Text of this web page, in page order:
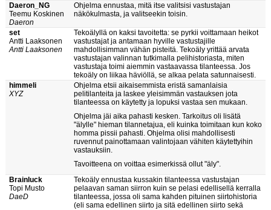
Daeron_NG
Teemu Koskinen
Daeron
Ohjelma ennustaa, mitä itse valitsisi vastustajan
näkökulmasta, ja valitseekin toisin.
set
Antti Laaksonen
Antti Laaksonen
Tekoälyllä on kaksi tavoitetta: se pyrkii voittamaan heikot
vastustajat ja antamaan hyville vastustajille
mahdollisimman vähän pisteitä. Tekoäly yrittää arvata
vastustajan valinnan tutkimalla pelihistoriasta, miten
vastustaja toimi aiemmin vastaavassa tilanteessa. Jos
tekoäly on liikaa häviöllä, se alkaa pelata satunnaisesti.
himmeli
XYZ
Ohjelma etsii aikaisemmista eristä samanlaisia
pelitilanteita ja laskee yleisimmän vastauksen jota
tilanteessa on käytetty ja lopuksi vastaa sen mukaan.
Ohjelma jäi aika pahasti kesken. Tarkoitus oli lisätä
"älylle" hieman tilannetajua, eli kuinka toimitaan kun koko
homma pissii pahasti. Ohjelma olisi mahdollisesti
ruvennut painottamaan valintojaan vähiten käytettyihin
vastauksiin.
Tavoitteena on voittaa esimerkissä ollut "äly".
Brainluck
Topi Musto
DaeD
Tekoäly ennustaa kussakin tilanteessa vastustajan
pelaavan saman siirron kuin se pelasi edellisellä kerralla
tilanteessa, jossa oli sama kahden pituinen siirtohistoria
(eli sama edellinen siirto ja sitä edellinen siirto sekä